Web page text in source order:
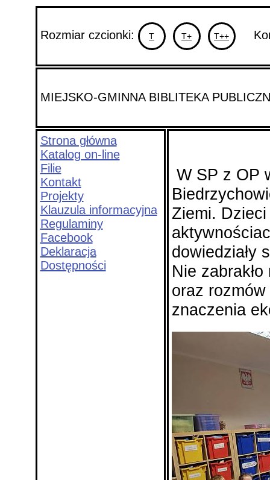
Rozmiar czcionki: T T+ T++
MIEJSKO-GMINNA BIBLITEKA
Strona główna
Katalog on-line
Filie
Kontakt
Projekty
Klauzula informacyjna
Regulaminy
Facebook
Deklaracja
Dostępności
W SP z OP
Ziemi.
dowiedziały
Nie
oraz
znaczenia